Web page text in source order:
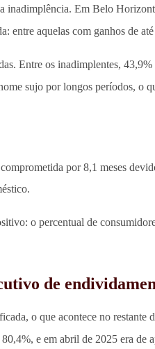
inadimplência. Em Belo
entre aquelas com ganhos de
Entre os inadimplentes,
sujo por longos períodos, o
por 8,1 meses
o percentual de
de
o que acontece no
e em abril de 2025 era de